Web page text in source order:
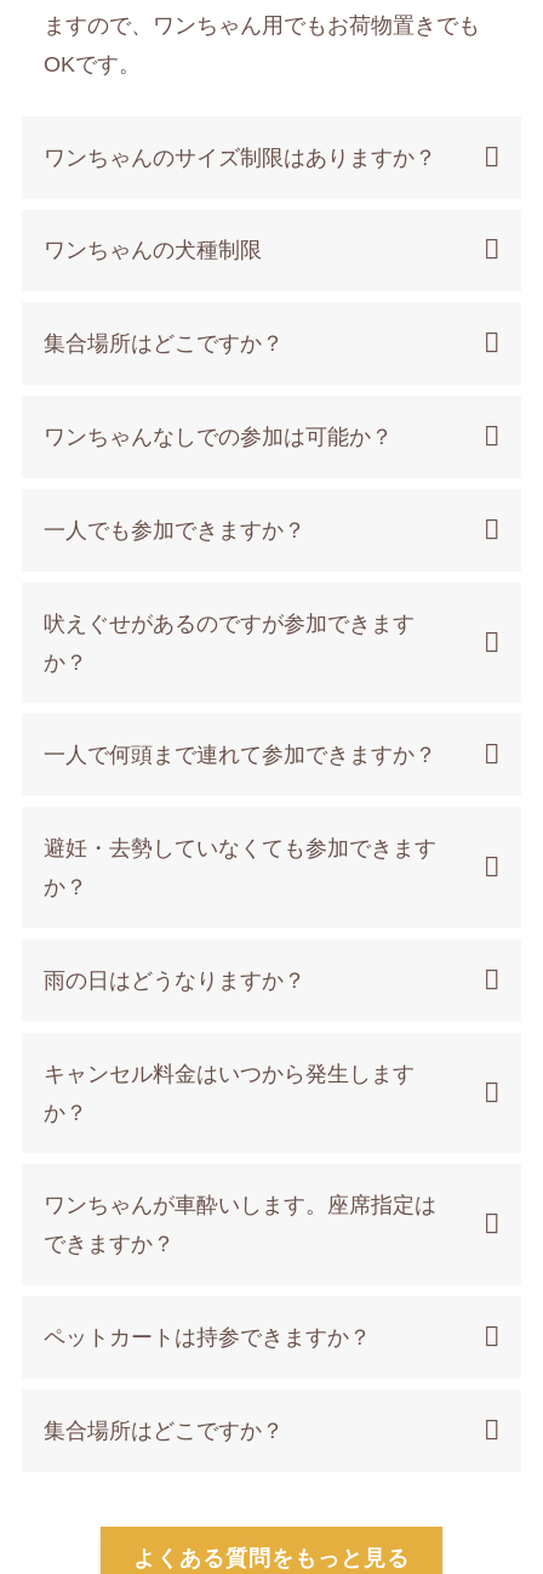
ますので、ワンちゃん用でもお荷物置きでも
OKです。
ワンちゃんのサイズ制限はありますか？
ワンちゃんの犬種制限
集合場所はどこですか？
ワンちゃんなしでの参加は可能か？
一人でも参加できますか？
吠えぐせがあるのですが参加できます
か？
一人で何頭まで連れて参加できますか？
避妊・去勢していなくても参加できます
か？
雨の日はどうなりますか？
キャンセル料金はいつから発生します
か？
ワンちゃんが車酔いします。座席指定は
できますか？
ペットカートは持参できますか？
集合場所はどこですか？
よくある質問をもっと見る